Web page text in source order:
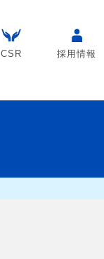
CSR 採用情報